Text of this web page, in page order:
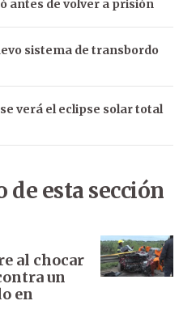
antes de volver a prisión
sistema de transbordo
verá el eclipse solar total
esta sección
al chocar
un
en